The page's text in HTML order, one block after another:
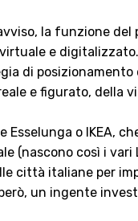
la funzione
e digitalizzato.
di
e figurato,
Esselunga o
(nascono così i
città italiane per
un ingente